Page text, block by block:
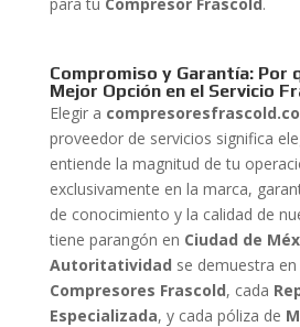
Compromiso y Garantía: Por
Mejor Opción en el Servicio
Elegir a
proveedor de servicios significa
entiende la magnitud de tu
exclusivamente en la marca,
de conocimiento y la calidad de
tiene parangón en Ciudad de
Autoritatividad se demuestra en
Compresores Frascold, cada
Especializada, y cada póliza de